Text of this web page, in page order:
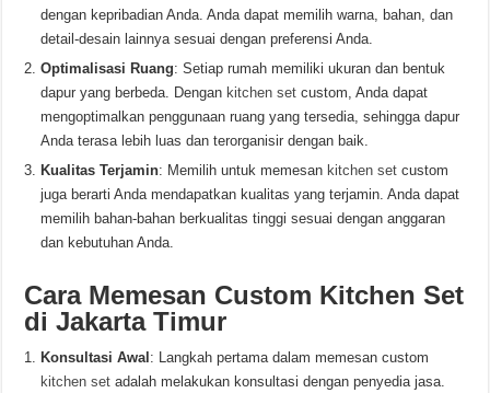
dengan kepribadian Anda. Anda dapat memilih warna, bahan, dan
detail-desain lainnya sesuai dengan preferensi Anda.
Optimalisasi Ruang: Setiap rumah memiliki ukuran dan bentuk
dapur yang berbeda. Dengan kitchen set custom, Anda dapat
mengoptimalkan penggunaan ruang yang tersedia, sehingga dapur
Anda terasa lebih luas dan terorganisir dengan baik.
Kualitas Terjamin: Memilih untuk memesan kitchen set custom
juga berarti Anda mendapatkan kualitas yang terjamin. Anda dapat
memilih bahan-bahan berkualitas tinggi sesuai dengan anggaran
dan kebutuhan Anda.
Cara Memesan Custom Kitchen Set
di Jakarta Timur
Konsultasi Awal : Langkah pertama dalam memesan custom
kitchen set adalah melakukan konsultasi dengan penyedia jasa.